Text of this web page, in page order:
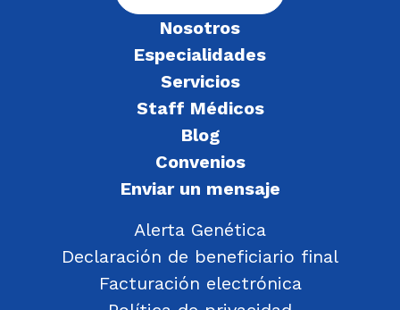
Nosotros
Especialidades
Servicios
Staff Médicos
Blog
Convenios
Enviar un mensaje
Alerta Genética
Declaración de beneficiario final
Facturación electrónica